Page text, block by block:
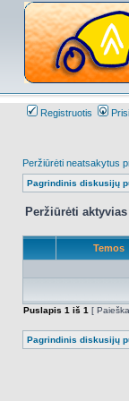
Registruotis
Peržiūrėti neatsakytus
Pagrindinis diskusijų
Peržiūrėti
Temos
Puslapis 1 iš 1 [
Pagrindinis diskusijų